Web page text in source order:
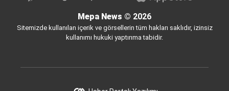
Mepa News © 2026
Sitemizde kullanılan içerik ve görsellerin tüm hakları saklıdır, izinsiz
kullanımı hukuki yaptırıma tabidir.